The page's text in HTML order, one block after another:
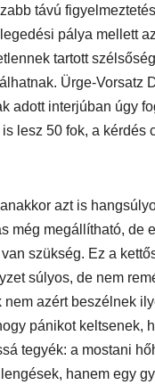
távú
pálya mellett
tartott
Ürge-Vorsatz
adott interjúban úgy
lesz 50 fok, a kérdés
azt is
még megállítható, de
szükség. Ez a
súlyos, de nem
nem azért beszélnek
pánikot keltsenek,
tegyék: a mostani
hanem egy